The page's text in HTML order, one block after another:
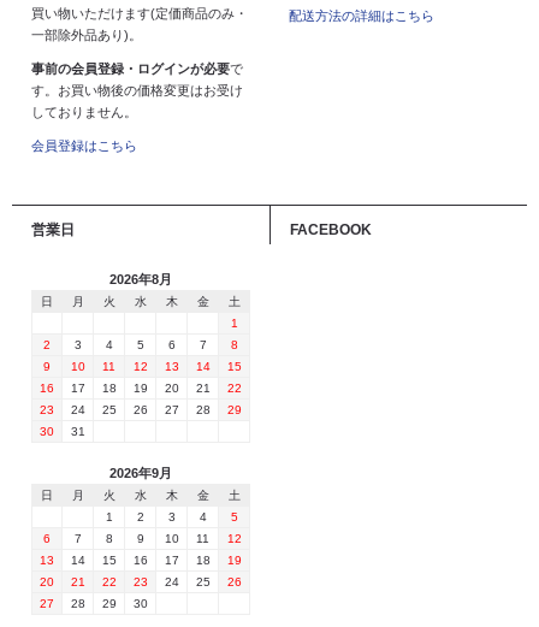
買い物いただけます(定価商品のみ・
一部除外品あり)。
事前の会員登録・ログインが必要で
す。お買い物後の価格変更はお受け
しておりません。
会員登録はこちら
配送方法の詳細はこちら
営業日
2026年8月
日 月 火 水 木 金
土
1
2
3 4 5 6 7
8
9
10 11 12 13 14
15
16
17 18 19 20 21
22
23
24 25 26 27 28
29
30
31
2026年9月
日 月 火 水 木 金
土
1
2 3 4
5
6
7 8 9 10 11
12
13
14 15 16 17 18
19
20
21 22 23 24 25
26
27
28 29 30
FACEBOOK